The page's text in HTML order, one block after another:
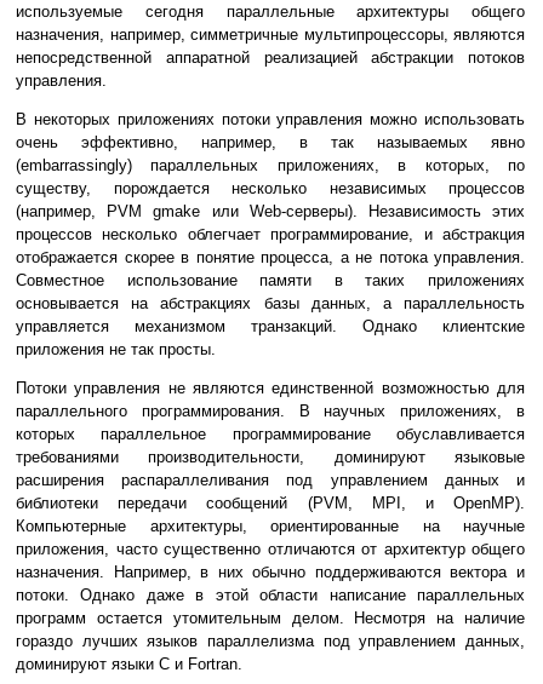
используемые сегодня параллельные архитектуры общего
назначения, например, симметричные мультипроцессоры, являются
непосредственной аппаратной реализацией абстракции потоков
управления.
В некоторых приложениях потоки управления можно использовать
очень эффективно, например, в так называемых явно
(embarrassingly) параллельных приложениях, в которых, по
существу, порождается несколько независимых процессов
(например, PVM gmake или Web-серверы). Независимость этих
процессов несколько облегчает программирование, и абстракция
отображается скорее в понятие процесса, а не потока управления.
Совместное использование памяти в таких приложениях
основывается на абстракциях базы данных, а параллельность
управляется механизмом транзакций. Однако клиентские
приложения не так просты.
Потоки управления не являются единственной возможностью для
параллельного программирования. В научных приложениях, в
которых параллельное программирование обуславливается
требованиями производительности, доминируют языковые
расширения распараллеливания под управлением данных и
библиотеки передачи сообщений (PVM, MPI, и OpenMP).
Компьютерные архитектуры, ориентированные на научные
приложения, часто существенно отличаются от архитектур общего
назначения. Например, в них обычно поддерживаются вектора и
потоки. Однако даже в этой области написание параллельных
программ остается утомительным делом. Несмотря на наличие
гораздо лучших языков параллелизма под управлением данных,
доминируют языки C и Fortran.